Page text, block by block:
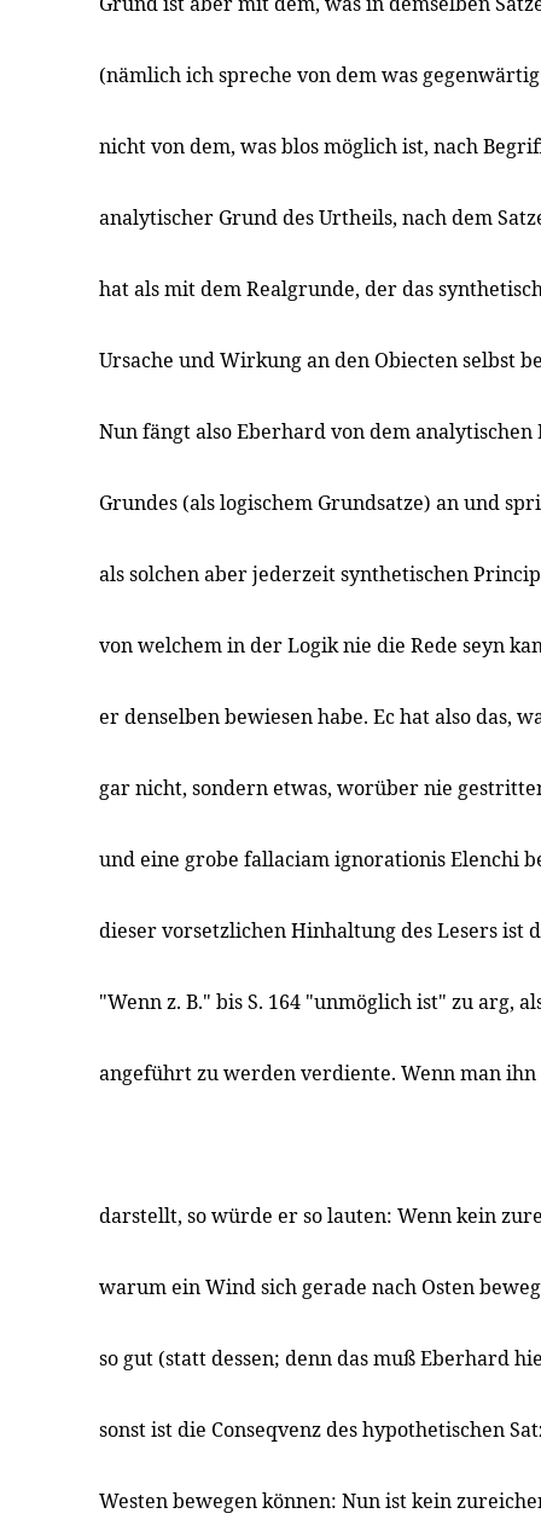
(nämlich ich spreche von dem was
nicht von dem, was blos möglich ist, nach
analytischer Grund des Urtheils, nach dem
hat als mit dem Realgrunde, der das
Ursache und Wirkung an den Obiecten selbst
Nun fängt also Eberhard von dem
Grundes (als logischem Grundsatze) an und
als solchen aber jederzeit synthetischen
von welchem in der Logik nie die Rede seyn
er denselben bewiesen habe. Ec hat also das,
gar nicht, sondern etwas, worüber nie
und eine grobe fallaciam ignorationis Elenchi
dieser vorsetzlichen Hinhaltung des Lesers ist
"Wenn z. B." bis S. 164 "unmöglich ist" zu arg,
angeführt zu werden verdiente. Wenn man
darstellt, so würde er so lauten: Wenn kein
warum ein Wind sich gerade nach Osten
so gut (statt dessen; denn das muß Eberhard
sonst ist die Conseqvenz des hypothetischen
Westen bewegen können: Nun ist kein